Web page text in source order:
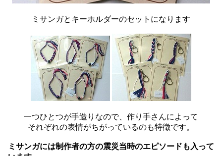
ミサンガとキーホルダーのセットになります
一つひとつが手造りなので、作り手さんによって
それぞれの表情がちがっているのも特徴です。
ミサンガには制作者の方の震災当時のエピソードも入って